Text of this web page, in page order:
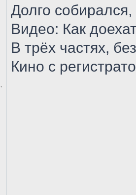
Долго
Видео: Как
В трёх частях,
Кино с